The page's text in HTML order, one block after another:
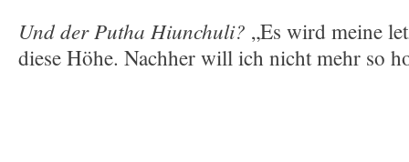
Und der Putha Hiunchuli? „Es wird meine
diese Höhe. Nachher will ich nicht mehr so